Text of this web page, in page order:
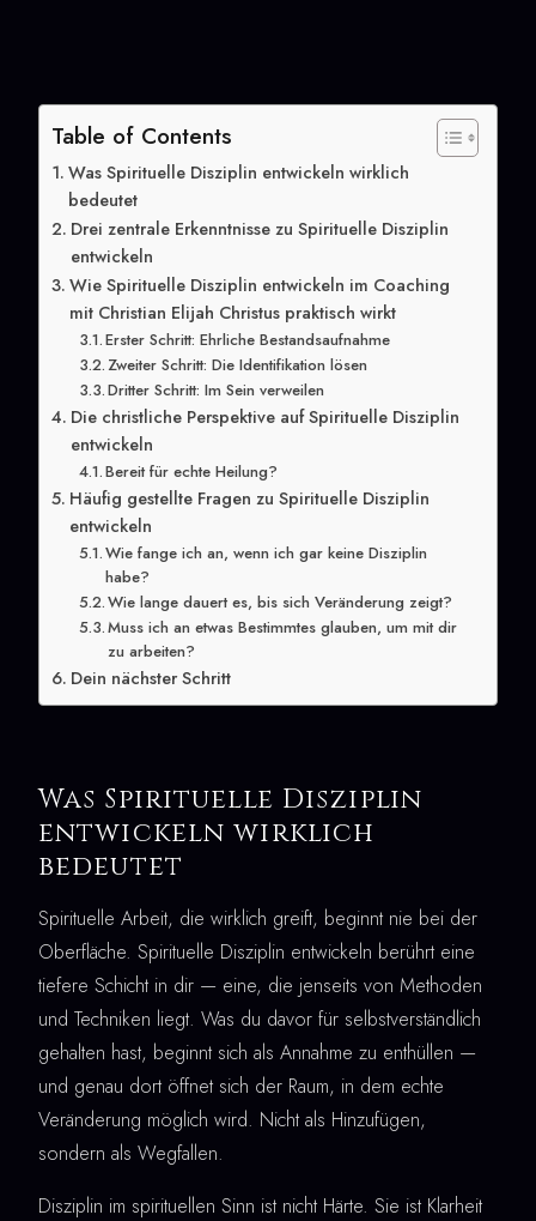
Table of Contents
Was Spirituelle Disziplin entwickeln wirklich
bedeutet
Drei zentrale Erkenntnisse zu Spirituelle Disziplin
entwickeln
Wie Spirituelle Disziplin entwickeln im Coaching
mit Christian Elijah Christus praktisch wirkt
Erster Schritt: Ehrliche Bestandsaufnahme
Zweiter Schritt: Die Identifikation lösen
Dritter Schritt: Im Sein verweilen
Die christliche Perspektive auf Spirituelle Disziplin
entwickeln
Bereit für echte Heilung?
Häufig gestellte Fragen zu Spirituelle Disziplin
entwickeln
Wie fange ich an, wenn ich gar keine Disziplin
habe?
Wie lange dauert es, bis sich Veränderung zeigt?
Muss ich an etwas Bestimmtes glauben, um mit dir
zu arbeiten?
Dein nächster Schritt
Was Spirituelle Disziplin
entwickeln wirklich
bedeutet
Spirituelle Arbeit, die wirklich greift, beginnt nie bei der
Oberfläche. Spirituelle Disziplin entwickeln berührt eine
tiefere Schicht in dir — eine, die jenseits von Methoden
und Techniken liegt. Was du davor für selbstverständlich
gehalten hast, beginnt sich als Annahme zu enthüllen —
und genau dort öffnet sich der Raum, in dem echte
Veränderung möglich wird. Nicht als Hinzufügen,
sondern als Wegfallen.
Disziplin im spirituellen Sinn ist nicht Härte. Sie ist Klarheit